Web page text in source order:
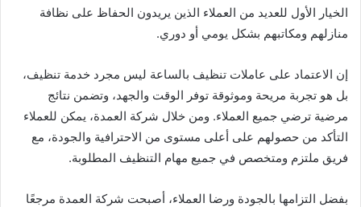
الخيار الأول للعديد من العملاء الذين يريدون الحفاظ على نظافة
منازلهم ومكاتبهم بشكل يومي أو دوري.
إن الاعتماد على عاملات تنظيف بالساعة ليس مجرد خدمة تنظيف،
بل هو تجربة مريحة وموثوقة توفر الوقت والجهد، وتضمن نتائج
مرضية ترضي جميع العملاء. ومن خلال شركة العمدة، يمكن للعملاء
التأكد من حصولهم على أعلى مستوى من الاحترافية والجودة، مع
فريق ملتزم ومتخصص في جميع مهام التنظيف المطلوبة.
بفضل التزامها بالجودة ورضا العملاء، أصبحت شركة العمدة مرجعًا